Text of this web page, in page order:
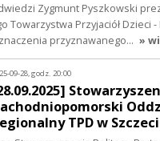
Zygmunt Pyszkowski
Towarzystwa Przyjaciół Dzieci -
przyznawanego… »
09-28, godz. 20:00
TPD w